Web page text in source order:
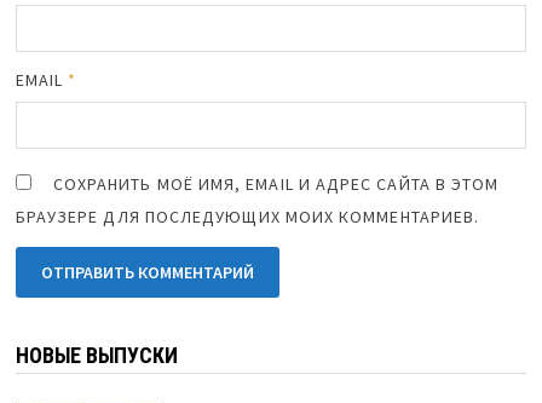
EMAIL *
СОХРАНИТЬ МОЁ ИМЯ, EMAIL И АДРЕС САЙТА В ЭТОМ
БРАУЗЕРЕ ДЛЯ ПОСЛЕДУЮЩИХ МОИХ КОММЕНТАРИЕВ.
НОВЫЕ ВЫПУСКИ